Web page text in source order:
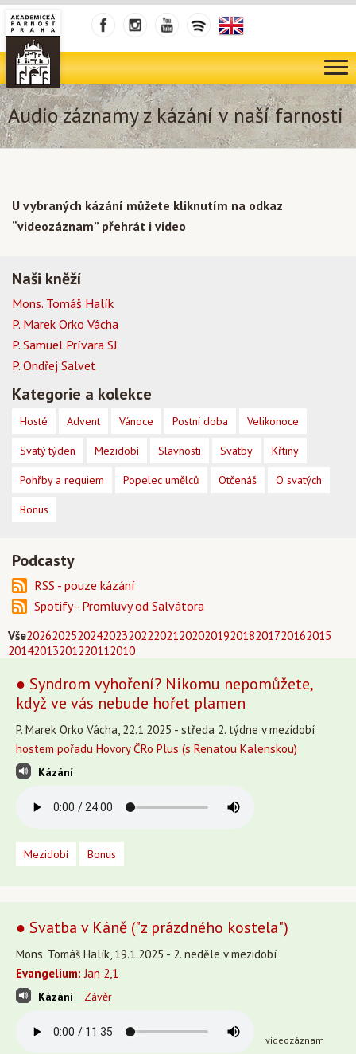
Audio záznamy z kázání v naší farnosti
Vše202620252024202320222021202020192018201720162015
20142013201220112010
● Syndrom vyhoření? Nikomu nepomůžete,
když ve vás nebude hořet plamen
P. Marek Orko Vácha, 22.1.2025 - středa 2. týdne v mezidobí
hostem pořadu Hovory ČRo Plus (s Renatou Kalenskou)
Kázání
Mezidobí Bonus
● Svatba v Káně ("z prázdného kostela")
Mons. Tomáš Halík, 19.1.2025 - 2. neděle v mezidobí
Evangelium: Jan 2,1
Kázání Závěr
videozáznam
U vybraných kázání můžete kliknutím na odkaz
“videozáznam” přehrát i video
Naši kněží
Mons. Tomáš Halík
P. Marek Orko Vácha
P. Samuel Prívara SJ
P. Ondřej Salvet
Kategorie a kolekce
Hosté Advent Vánoce Postní doba Velikonoce
Svatý týden Mezidobí Slavnosti Svatby Křtiny
Pohřby a requiem Popelec umělců Otčenáš O svatých
Bonus
Podcasty
RSS - pouze kázání
Spotify - Promluvy od Salvátora